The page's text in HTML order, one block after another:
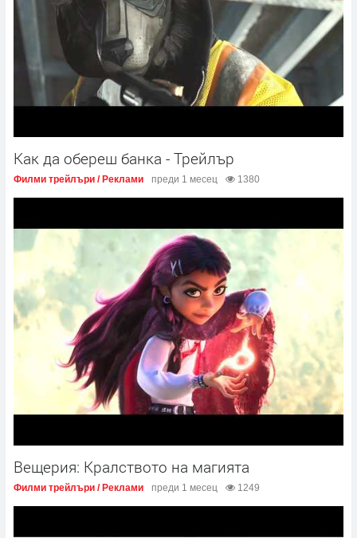
Как да обереш банка - Трейлър
Филми трейлъри / Реклами преди 1 месец 1380
Вещерия: Кралството на магията
Филми трейлъри / Реклами преди 1 месец 1249